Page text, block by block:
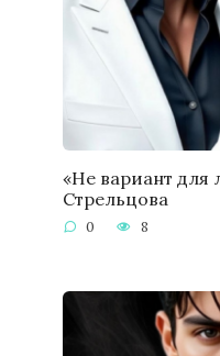
«Не вариант для
Стрельцова
0 8